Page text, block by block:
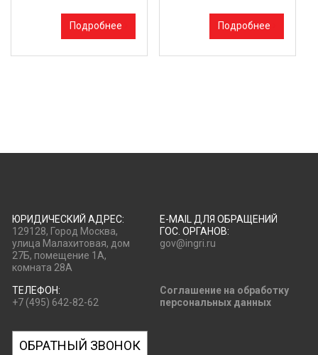
Подробнее Подробнее
ЮРИДИЧЕСКИЙ АДРЕС:
129128, Город Москва,
улица Малахитовая, дом
27Б, помещение 1А,
комната 28А
E-MAIL ДЛЯ ОБРАЩЕНИЙ
ГОС. ОРГАНОВ:
gov@ingri.ru
ТЕЛЕФОН:
+7 (495) 642-82-62
Соглашение на обработку
персональных данных
ОБРАТНЫЙ ЗВОНОК